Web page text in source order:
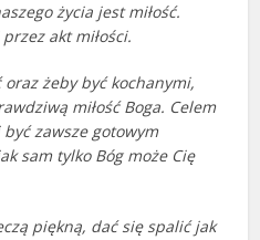
życia jest miłość.
akt miłości.
żeby być kochanymi,
miłość Boga. Celem
zawsze gotowym
sam tylko Bóg może Cię
piękną, dać się spalić jak